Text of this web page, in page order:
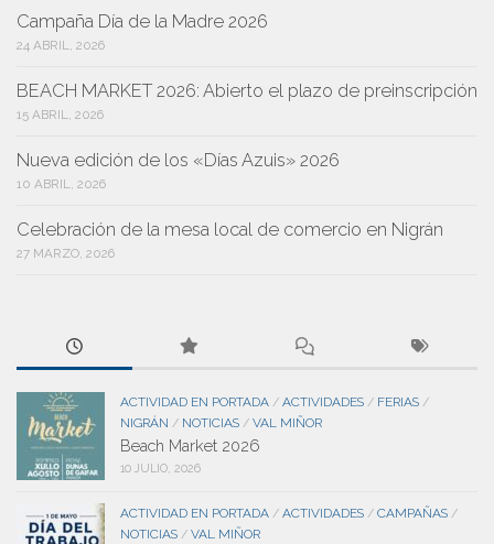
Campaña Día de la Madre 2026
24 ABRIL, 2026
BEACH MARKET 2026: Abierto el plazo de preinscripción
15 ABRIL, 2026
Nueva edición de los «Días Azuis» 2026
10 ABRIL, 2026
Celebración de la mesa local de comercio en Nigrán
27 MARZO, 2026
ACTIVIDAD EN PORTADA / ACTIVIDADES / FERIAS /
NIGRÁN / NOTICIAS / VAL MIÑOR
Beach Market 2026
10 JULIO, 2026
ACTIVIDAD EN PORTADA / ACTIVIDADES / CAMPAÑAS /
NOTICIAS / VAL MIÑOR